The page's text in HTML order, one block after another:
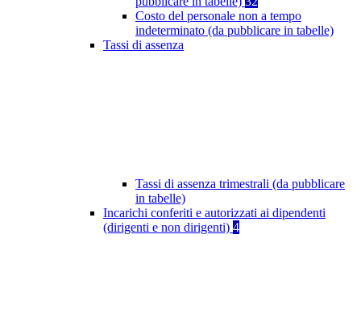
Costo del personale non a tempo
indeterminato (da pubblicare in tabelle)
Tassi di assenza
Tassi di assenza trimestrali (da pubblicare
in tabelle)
Incarichi conferiti e autorizzati ai dipendenti
(dirigenti e non dirigenti) 4